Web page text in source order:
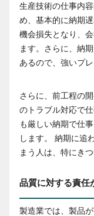
生産技術の仕事内
め、基本的に納期
機会損失となり、
ます。さらに、納
あるので、強いプ
さらに、前工程の
のトラブル対応で
も厳しい納期で仕
します。 納期に追
まう人は、特にき
品質に対する責任
製造業では、製品